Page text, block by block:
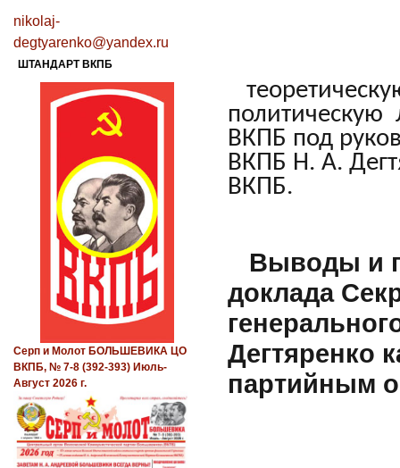
ВКПБ под
ВКПБ Н. А.
ВКПБ.
Выводы и
доклада
Дегтяренко
партийным
nikolaj-
degtyarenko@yandex.ru
ШТАНДАРТ ВКПБ
Серп и Молот БОЛЬШЕВИКА ЦО
ВКПБ, № 7-8 (392-393) Июль-
Август 2026 г.